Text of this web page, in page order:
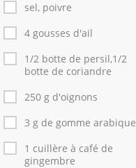
sel, poivre
4 gousses d'ail
1/2 botte de persil,1/2
botte de coriandre
250 g d'oignons
3 g de gomme arabique
1 cuillère à café de
gingembre